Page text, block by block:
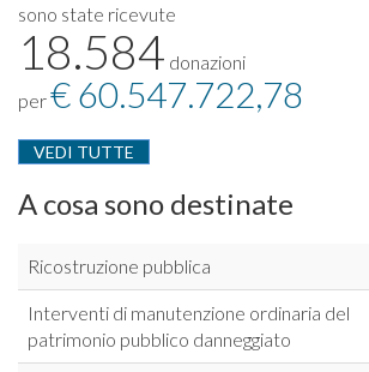
sono state ricevute
18.584 donazioni
per€ 60.547.722,78
VEDI TUTTE
A cosa sono destinate
Ricostruzione pubblica
Interventi di manutenzione ordinaria del
patrimonio pubblico danneggiato